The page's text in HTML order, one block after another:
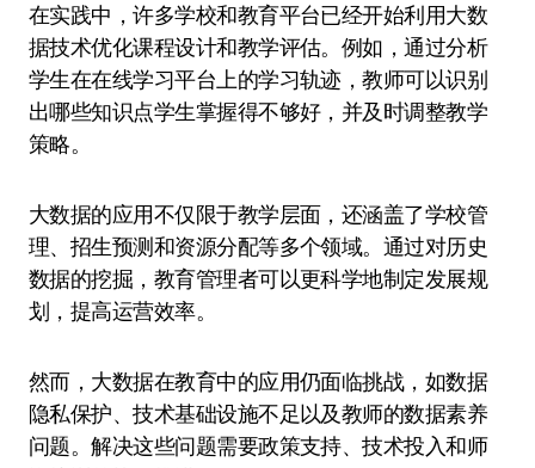
在实践中，许多学校和教育平台已经开始利用大数
据技术优化课程设计和教学评估。例如，通过分析
学生在在线学习平台上的学习轨迹，教师可以识别
出哪些知识点学生掌握得不够好，并及时调整教学
策略。
大数据的应用不仅限于教学层面，还涵盖了学校管
理、招生预测和资源分配等多个领域。通过对历史
数据的挖掘，教育管理者可以更科学地制定发展规
划，提高运营效率。
然而，大数据在教育中的应用仍面临挑战，如数据
隐私保护、技术基础设施不足以及教师的数据素养
问题。解决这些问题需要政策支持、技术投入和师